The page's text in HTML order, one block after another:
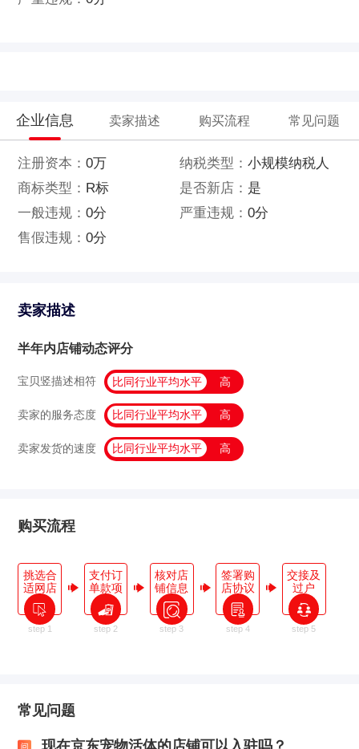
企业信息 卖家描述 购买流程 常见问题
注册资本：0万 纳税类型： 小规模纳税人
商标类型： R标 是否新店： 是
一般违规：0分 严重违规： 0分
售假违规：0分
卖家描述
半年内店铺动态评分
宝贝竖描述相符 比同行业平均水平 高
卖家的服务态度 比同行业平均水平 高
卖家发货的速度 比同行业平均水平 高
购买流程
挑选合
适网店
step 1
支付订
单款项
step 2
核对店
铺信息
step 3
签署购
店协议
step 4
交接及
过户
step 5
常见问题